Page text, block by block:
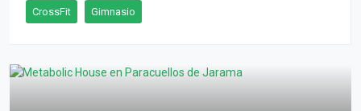
CrossFit Gimnasio